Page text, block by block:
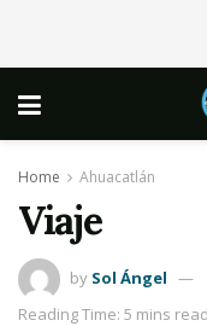
Home Ahuacatlán
Viaje
by Sol Ángel
Reading Time: 5 mins read